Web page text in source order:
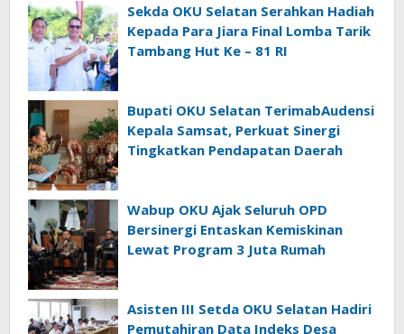
Sekda OKU Selatan Serahkan Hadiah
Kepada Para Jiara Final Lomba Tarik
Tambang Hut Ke – 81 RI
Bupati OKU Selatan TerimabAudensi
Kepala Samsat, Perkuat Sinergi
Tingkatkan Pendapatan Daerah
Wabup OKU Ajak Seluruh OPD
Bersinergi Entaskan Kemiskinan
Lewat Program 3 Juta Rumah
Asisten III Setda OKU Selatan Hadiri
Pemutahiran Data Indeks Desa